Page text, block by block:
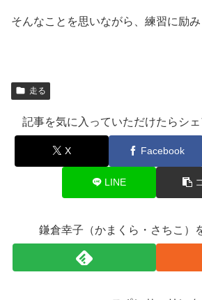
そんなことを思いながら、練習に励み
走る
記事を気に入っていただけたらシ
X Facebook
LINE
鎌倉幸子（かまくら・さちこ）